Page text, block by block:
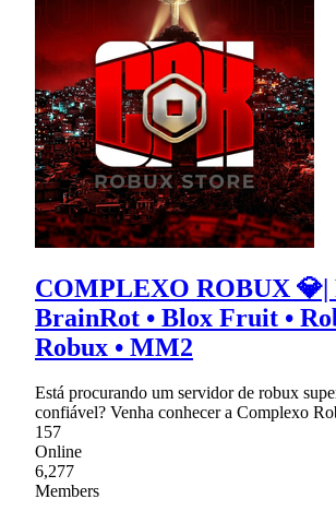
COMPLEXO ROBUX 💎|
BrainRot • Blox Fruit •
Robux • MM2
Está procurando um servidor de robux
confiável? Venha conhecer a Complexo
157
Online
6,277
Members